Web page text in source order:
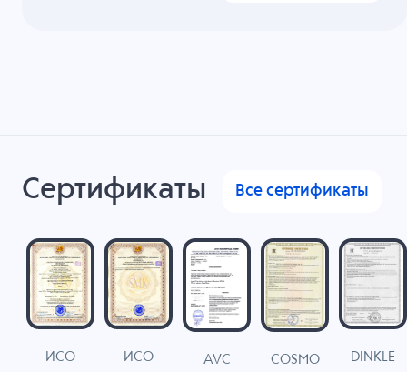
Сертификаты Все сертификаты
ИСО
ИСО
AVC COSMO DINKLE